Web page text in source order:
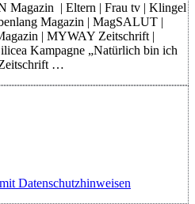
Magazin | Eltern | Frau tv | Klingel
Magazin | MagSALUT |
| MYWAY Zeitschrift |
Kampagne „Natürlich bin ich
…
Datenschutzhinweisen